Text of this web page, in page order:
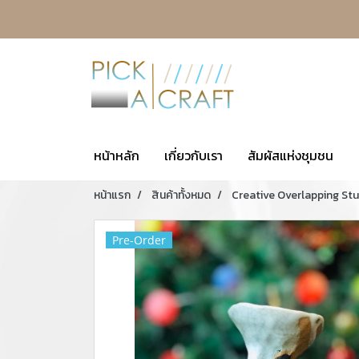
หน้าหลัก เกี่ยวกับเรา สัมผัสแห่งชุมชน
หน้าแรก สินค้าทั้งหมด Creative Overlapping
Pre-Order